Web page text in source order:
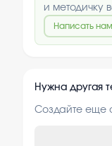
и методичку
Написать нам
Нужна другая
Создайте еще